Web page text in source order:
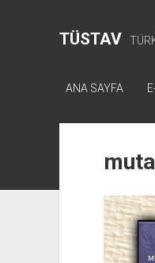
TÜSTAV
ANA SAYFA